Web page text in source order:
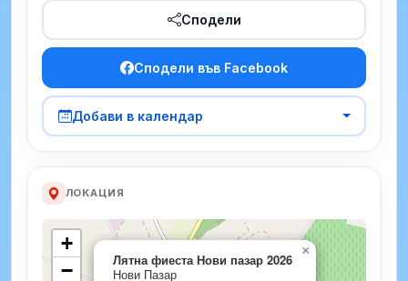
Сподели
Сподели във Facebook
Добави в календар
ЛОКАЦИЯ
Лятна фиеста Нови пазар 2026
Нови Пазар
×
+
−